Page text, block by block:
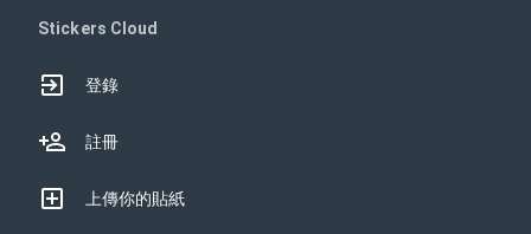
Stickers Cloud
登錄
註冊
上傳你的貼紙